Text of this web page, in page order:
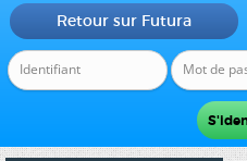
Retour sur Futura